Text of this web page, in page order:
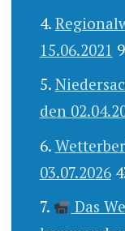
15.06.2021
den
03.07.2026
Das